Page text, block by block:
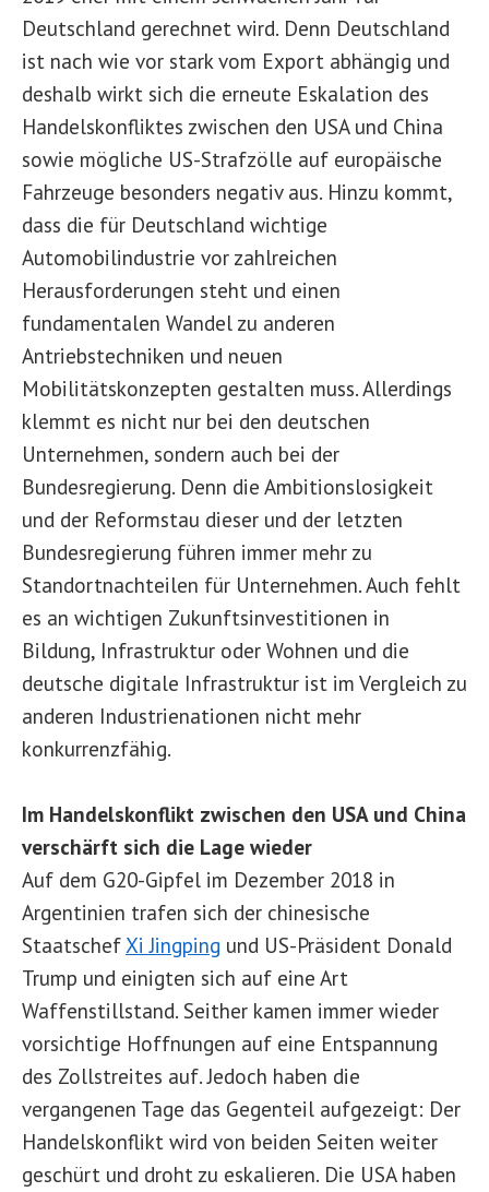
Deutschland gerechnet wird. Denn Deutschland
ist nach wie vor stark vom Export abhängig und
deshalb wirkt sich die erneute Eskalation des
Handelskonfliktes zwischen den USA und China
sowie mögliche US-Strafzölle auf europäische
Fahrzeuge besonders negativ aus. Hinzu kommt,
dass die für Deutschland wichtige
Automobilindustrie vor zahlreichen
Herausforderungen steht und einen
fundamentalen Wandel zu anderen
Antriebstechniken und neuen
Mobilitätskonzepten gestalten muss. Allerdings
klemmt es nicht nur bei den deutschen
Unternehmen, sondern auch bei der
Bundesregierung. Denn die Ambitionslosigkeit
und der Reformstau dieser und der letzten
Bundesregierung führen immer mehr zu
Standortnachteilen für Unternehmen. Auch fehlt
es an wichtigen Zukunftsinvestitionen in
Bildung, Infrastruktur oder Wohnen und die
deutsche digitale Infrastruktur ist im Vergleich zu
anderen Industrienationen nicht mehr
konkurrenzfähig.
Im Handelskonflikt zwischen den USA und China
verschärft sich die Lage wieder
Auf dem G20-Gipfel im Dezember 2018 in
Argentinien trafen sich der chinesische
StaatschefXi Jingping und US-Präsident Donald
Trump und einigten sich auf eine Art
Waffenstillstand. Seither kamen immer wieder
vorsichtige Hoffnungen auf eine Entspannung
des Zollstreites auf. Jedoch haben die
vergangenen Tage das Gegenteil aufgezeigt: Der
Handelskonflikt wird von beiden Seiten weiter
geschürt und droht zu eskalieren. Die USA haben